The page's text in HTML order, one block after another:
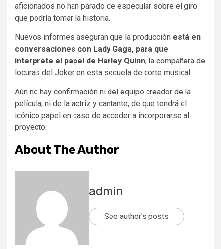
aficionados no han parado de especular sobre el giro
que podría tomar la historia.
Nuevos informes aseguran que la producción está en
conversaciones con Lady Gaga, para que
interprete el papel de Harley Quinn, la compañera de
locuras del Joker en esta secuela de corte musical.
Aún no hay confirmación ni del equipo creador de la
película, ni de la actriz y cantante, de que tendrá el
icónico papel en caso de acceder a incorporarse al
proyecto.
About The Author
admin
See author's posts